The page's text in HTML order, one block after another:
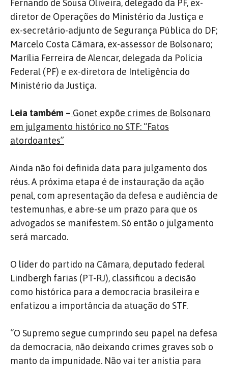
Fernando de Sousa Oliveira, delegado da PF, ex-
diretor de Operações do Ministério da Justiça e
ex-secretário-adjunto de Segurança Pública do DF;
Marcelo Costa Câmara, ex-assessor de Bolsonaro;
Marília Ferreira de Alencar, delegada da Polícia
Federal (PF) e ex-diretora de Inteligência do
Ministério da Justiça.
Leia também – Gonet expõe crimes de Bolsonaro
em julgamento histórico no STF: “Fatos
atordoantes”
Ainda não foi definida data para julgamento dos
réus. A próxima etapa é de instauração da ação
penal, com apresentação da defesa e audiência de
testemunhas, e abre-se um prazo para que os
advogados se manifestem. Só então o julgamento
será marcado.
O líder do partido na Câmara, deputado federal
Lindbergh farias (PT-RJ), classificou a decisão
como histórica para a democracia brasileira e
enfatizou a importância da atuação do STF.
“O Supremo segue cumprindo seu papel na defesa
da democracia, não deixando crimes graves sob o
manto da impunidade. Não vai ter anistia para